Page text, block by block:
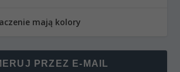
mają kolory
PRZEZ E-MAIL